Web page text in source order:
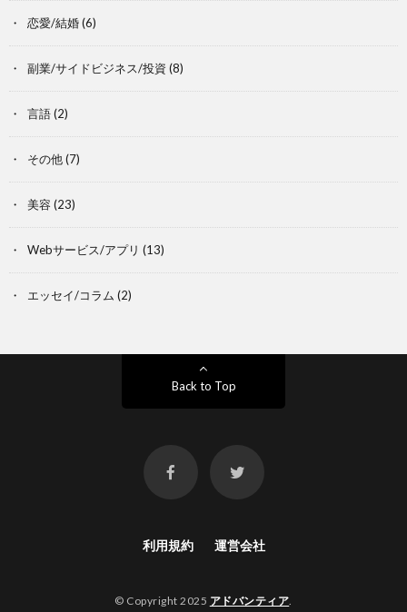
恋愛/結婚(6)
副業/サイドビジネス/投資 (8)
言語(2)
その他(7)
美容 (23)
Webサービス/アプリ (13)
エッセイ/コラム (2)
Back to Top
利用規約 運営会社
© Copyright 2025 アドバンティア